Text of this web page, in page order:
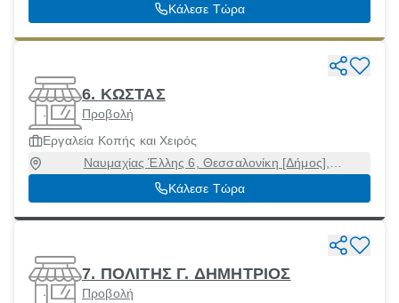
Κάλεσε Τώρα
6. ΚΩΣΤΑΣ
Προβολή
Εργαλεία Κοπής και Χειρός
Ναυμαχίας Έλλης 6, Θεσσαλονίκη [Δήμος],
Θεσσαλονίκη, 54625
Κάλεσε Τώρα
7. ΠΟΛΙΤΗΣ Γ. ΔΗΜΗΤΡΙΟΣ
Προβολή